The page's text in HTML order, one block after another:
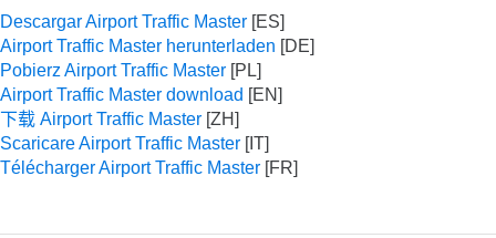
Descargar Airport Traffic Master
Airport Traffic Master herunterladen
Pobierz Airport Traffic Master
Airport Traffic Master download
下载 Airport Traffic Master
Scaricare Airport Traffic Master
Télécharger Airport Traffic Master